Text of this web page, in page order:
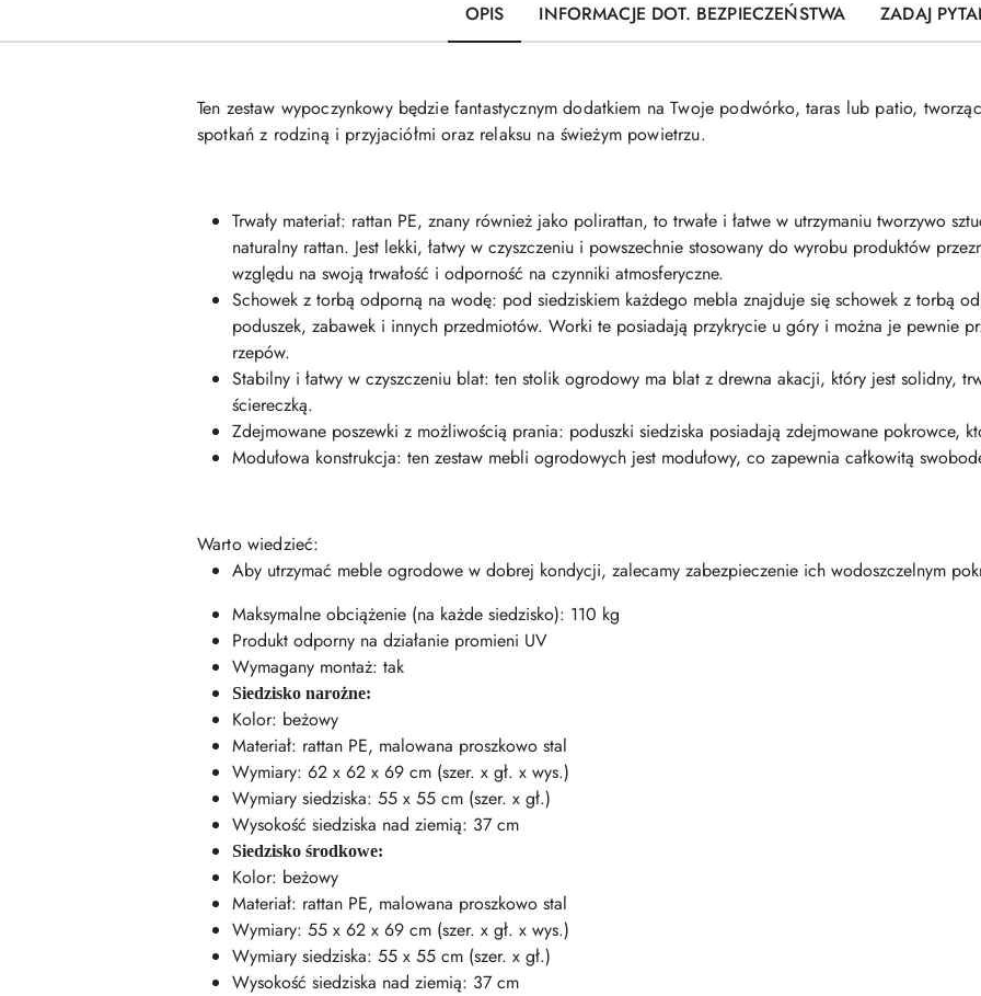
OPIS INFORMACJE DOT. BEZPIECZEŃSTWA ZADAJ
Ten zestaw wypoczynkowy będzie fantastycznym dodatkiem na Twoje podwórko, taras lub patio,
spotkań z rodziną i przyjaciółmi oraz relaksu na świeżym powietrzu.
Trwały materiał: rattan PE, znany również jako polirattan, to trwałe i łatwe w utrzymaniu tworzywo
naturalny rattan. Jest lekki, łatwy w czyszczeniu i powszechnie stosowany do wyrobu produktów
względu na swoją trwałość i odporność na czynniki atmosferyczne.
Schowek z torbą odporną na wodę: pod siedziskiem każdego mebla znajduje się schowek z torbą
poduszek, zabawek i innych przedmiotów. Worki te posiadają przykrycie u góry i można je pewnie
rzepów.
Stabilny i łatwy w czyszczeniu blat: ten stolik ogrodowy ma blat z drewna akacji, który jest solidny,
ściereczką.
Zdejmowane poszewki z możliwością prania: poduszki siedziska posiadają zdejmowane pokrowce,
Modułowa konstrukcja: ten zestaw mebli ogrodowych jest modułowy, co zapewnia całkowitą
Warto wiedzieć:
Aby utrzymać meble ogrodowe w dobrej kondycji, zalecamy zabezpieczenie ich wodoszczelnym
Maksymalne obciążenie (na każde siedzisko): 110 kg
Produkt odporny na działanie promieni UV
Wymagany montaż: tak
Siedzisko narożne:
Kolor: beżowy
Materiał: rattan PE, malowana proszkowo stal
Wymiary: 62 x 62 x 69 cm (szer. x gł. x wys.)
Wymiary siedziska: 55 x 55 cm (szer. x gł.)
Wysokość siedziska nad ziemią: 37 cm
Siedzisko środkowe:
Kolor: beżowy
Materiał: rattan PE, malowana proszkowo stal
Wymiary: 55 x 62 x 69 cm (szer. x gł. x wys.)
Wymiary siedziska: 55 x 55 cm (szer. x gł.)
Wysokość siedziska nad ziemią: 37 cm